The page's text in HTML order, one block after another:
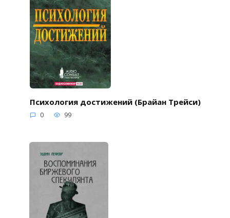
Психология достижений (Брайан Трейси)
0 99